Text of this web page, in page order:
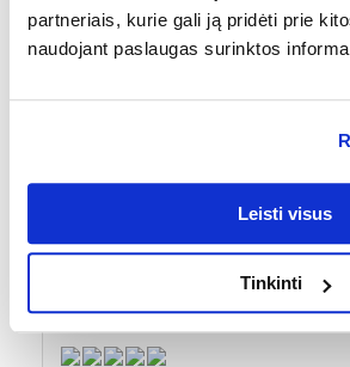
partneriais, kurie gali ją pridėti prie
naudojant paslaugas surinktos
Leisti visus
Tinkinti
Jarosław